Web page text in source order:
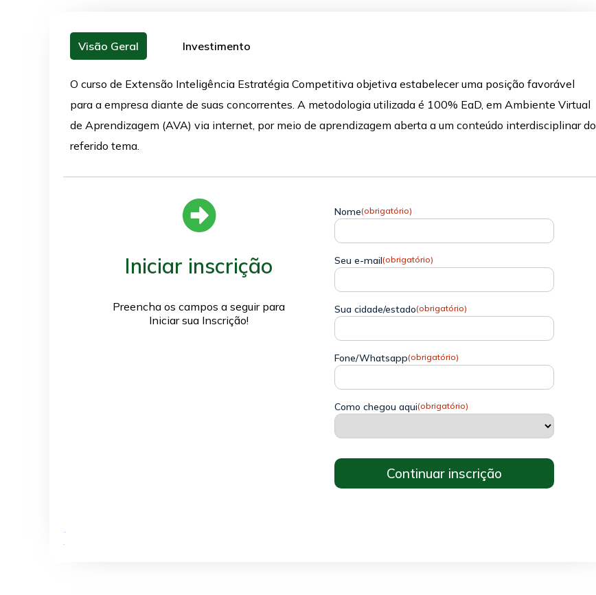
Visão Geral Investimento
O curso de Extensão Inteligência Estratégia Competitiva objetiva estabelecer uma posição favorável
para a empresa diante de suas concorrentes. A metodologia utilizada é 100% EaD, em Ambiente Virtual
de Aprendizagem (AVA) via internet, por meio de aprendizagem aberta a um conteúdo interdisciplinar do
referido tema.
Iniciar inscrição
Preencha os campos a seguir para
Iniciar sua Inscrição!
Nome(obrigatório)
Seu e-mail(obrigatório)
Sua cidade/estado(obrigatório)
Fone/Whatsapp(obrigatório)
Como chegou aqui(obrigatório)